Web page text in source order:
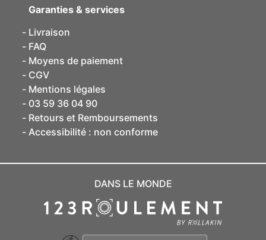
Garanties & services
Livraison
FAQ
Moyens de paiement
CGV
Mentions légales
03 59 36 04 90
Retours et Remboursements
Accessibilité : non conforme
DANS LE MONDE